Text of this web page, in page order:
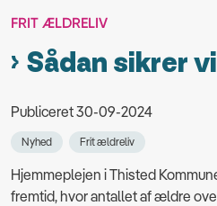
FRIT ÆLDRELIV
Sådan sikrer
Publiceret 30-09-2024
Nyhed Frit ældreliv
Hjemmeplejen i Thisted
fremtid, hvor antallet af ældre